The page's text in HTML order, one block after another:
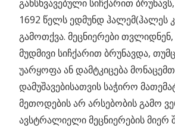
განსხვავებული სიჩქარით
1692 წელს ედმუნდ ჰალემ(ჰალეს
გამოთქვა. მეცნიერები
მუდმივი სიჩქარით ბრუნავდა,
უარყოფა ან დამტკიცება
დამუშავებისათვის საჭირო
მეთოდების არ არსებობის გამო
ავსტრალიელი მეცნიერების მიერ